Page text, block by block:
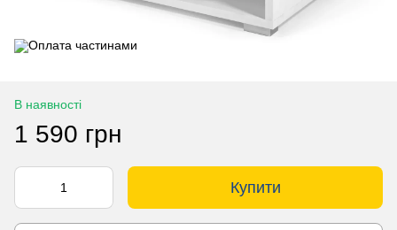
В наявності
1 590 грн
Купити